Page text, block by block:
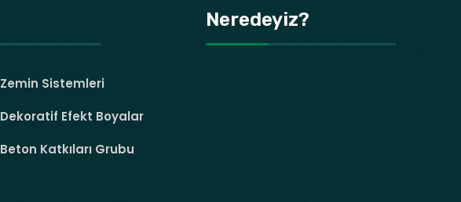
Zemin Sistemleri
Dekoratif Efekt Boyalar
Beton Katkıları Grubu
Neredeyiz?